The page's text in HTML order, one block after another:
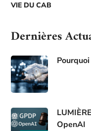
VIE DU CAB
Dernières
OpenAI